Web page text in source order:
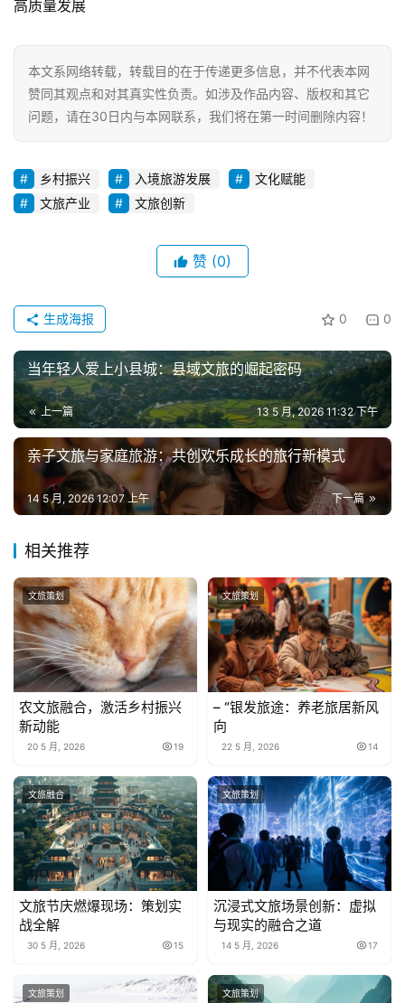
高质量发展
本文系网络转载，转载目的在于传递更多信息，并不代表本网
赞同其观点和对其真实性负责。如涉及作品内容、版权和其它
问题，请在30日内与本网联系，我们将在第一时间删除内容！
乡村振兴 入境旅游发展
文化赋能
文旅产业
文旅创新
赞 (0)
0 0
生成海报
当年轻人爱上小县城：县域文旅的崛起密码
上一篇 13 5 月, 2026 11:32 下午
亲子文旅与家庭旅游：共创欢乐成长的旅行新模式
下一篇
14 5 月, 2026 12:07 上午
相关推荐
文旅策划
农文旅融合，激活乡村振兴
新动能
20 5 月, 2026 19
文旅策划
– “银发旅途：养老旅居新风
向
22 5 月, 2026 14
文旅融合
文旅节庆燃爆现场：策划实
战全解
30 5 月, 2026 15
文旅策划
沉浸式文旅场景创新：虚拟
与现实的融合之道
14 5 月, 2026 17
文旅策划 文旅策划